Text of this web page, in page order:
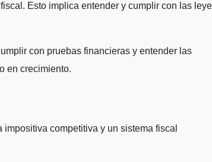
Esto implica entender y cumplir con las
con pruebas financieras y entender las
en crecimiento.
competitiva y un sistema fiscal